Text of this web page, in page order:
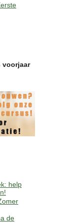
voorjaar
help
de